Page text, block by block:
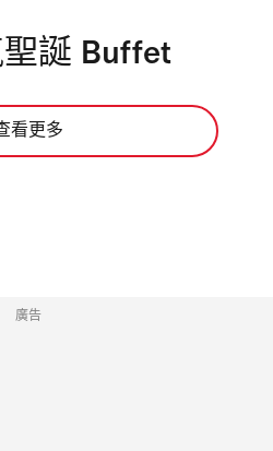
誕 Buffet
看更多
廣告